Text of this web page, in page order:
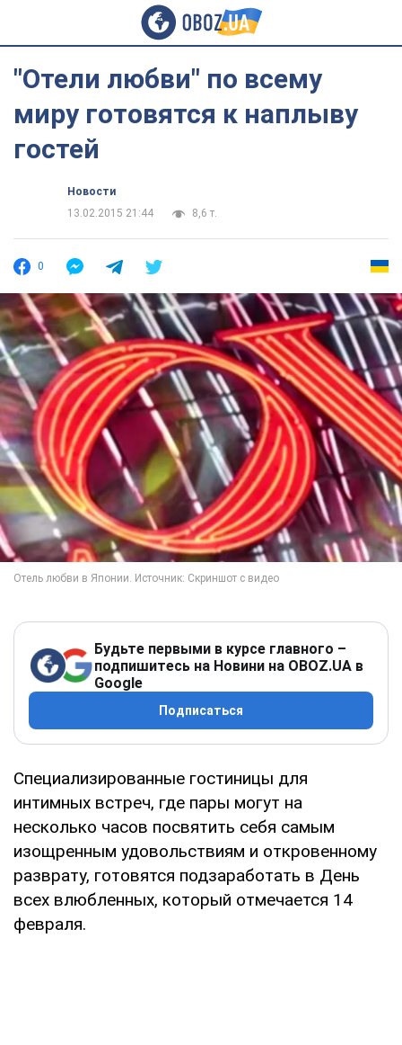
"Отели любви" по всему
миру готовятся к наплыву
гостей
Новости
13.02.2015 21:44
8,6 т.
0
Будьте первыми в курсе главного –
подпишитесь на Новини на OBOZ.UA в
Google
Подписаться
Специализированные гостиницы для
интимных встреч, где пары могут на
несколько часов посвятить себя самым
изощренным удовольствиям и откровенному
разврату, готовятся подзаработать в День
всех влюбленных, который отмечается 14
февраля.